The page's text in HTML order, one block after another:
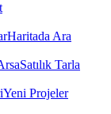
Haritada Ara
Satılık Tarla
Yeni Projeler